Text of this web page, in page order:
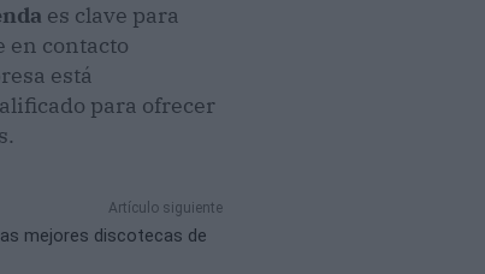
es clave para
en contacto
está
para ofrecer
Artículo siguiente
mejores discotecas de